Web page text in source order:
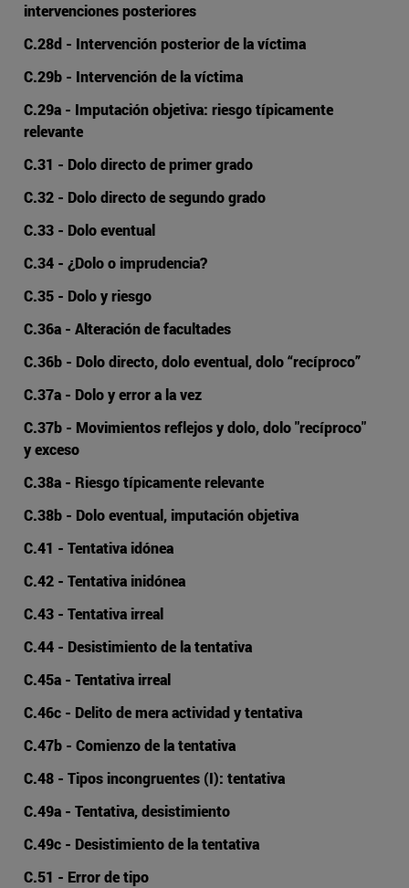
intervenciones posteriores
C.28d - Intervención posterior de la víctima
C.29b - Intervención de la víctima
C.29a - Imputación objetiva: riesgo típicamente
relevante
C.31 - Dolo directo de primer grado
C.32 - Dolo directo de segundo grado
C.33 - Dolo eventual
C.34 - ¿Dolo o imprudencia?
C.35 - Dolo y riesgo
C.36a - Alteración de facultades
C.36b - Dolo directo, dolo eventual, dolo “recíproco”
C.37a - Dolo y error a la vez
C.37b - Movimientos reflejos y dolo, dolo "recíproco"
y exceso
C.38a - Riesgo típicamente relevante
C.38b - Dolo eventual, imputación objetiva
C.41 - Tentativa idónea
C.42 - Tentativa inidónea
C.43 - Tentativa irreal
C.44 - Desistimiento de la tentativa
C.45a - Tentativa irreal
C.46c - Delito de mera actividad y tentativa
C.47b - Comienzo de la tentativa
C.48 - Tipos incongruentes (I): tentativa
C.49a - Tentativa, desistimiento
C.49c - Desistimiento de la tentativa
C.51 - Error de tipo